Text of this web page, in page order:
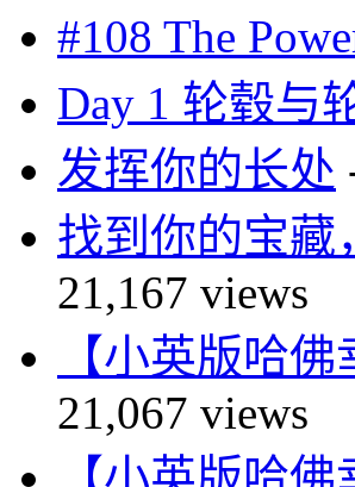
#108 The
Day 1 轮毂与
发挥你的长处
找到你的宝藏
21,167 views
【小英版哈
21,067 views